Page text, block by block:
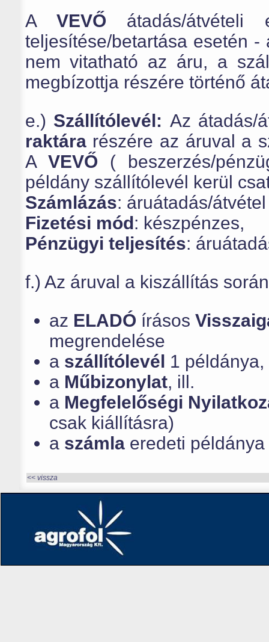
A VEVŐ átadás/átvételi
teljesítése/betartása esetén
nem vitatható az áru, a
megbízottja részére történő
e.) Szállítólevél: Az átadás/
raktárarészére az áruval a
A VEVŐ ( beszerzés/
példány szállítólevél kerül
Számlázás: áruátadás/
Fizetési mód: készpénzes,
Pénzügyi teljesítés:
f.) Az áruval a kiszállítás
az ELADÓ írásos
megrendelése
a szállítólevél 1 példánya,
a Műbizonylat, ill.
a Megfelelőségi
csak kiállításra)
a számlaeredeti példánya
<< vissza